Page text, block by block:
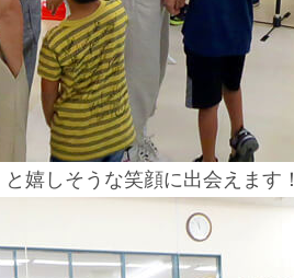
嬉しそうな笑顔に出会えます！